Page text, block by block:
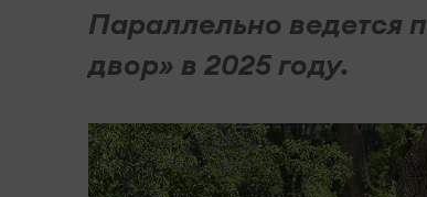
Параллельно ведется
двор» в 2025 году.